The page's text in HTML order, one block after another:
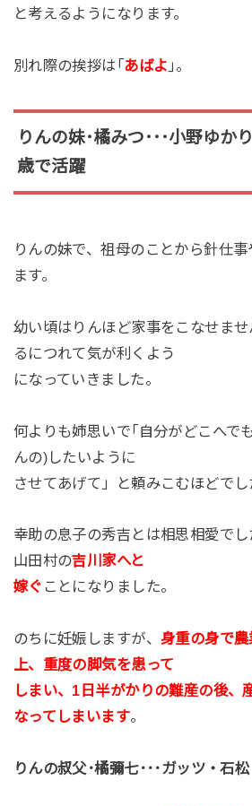
と考えるようになります。
別れ際の挨拶は｢あばよ ｣。
りんの妹･橘みつ･･･小野ゆ
歳で活躍
りんの妹で、祖母のことから針仕
ます。
幼い頃はりんほど家事をこなせま
るにつれて気が利くよう
になっていきました。
何よりも姉思いで｢自分がどこへで
んの)したいように
させてあげて」と頼みこむほどでし
幸助の息子の秀吉とは相思相愛でし
山田村の吉川家へと
嫁ぐ ことになりました。
のちに妊娠しますが、 身重の身で
上、重度の脚気を患って
しまい、1日半がかりの難産の後、
なってしまいます。
りんの叔父･橘彌七･･･ガッツ・石松